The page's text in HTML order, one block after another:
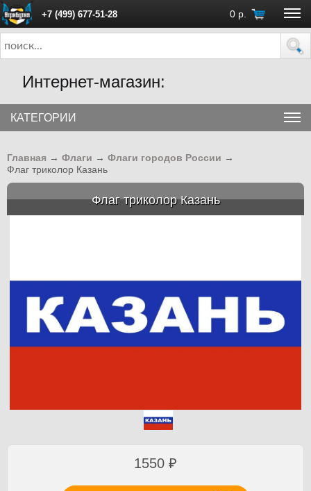
+7 (499) 677-51-28 0 р.
ПН - ПТ с 10:00 до 18:00 (Москва)
Интернет-магазин:
КАТЕГОРИИ
Главная → Флаги → Флаги городов России →
Флаг триколор Казань
Флаг триколор Казань
1550 ₽